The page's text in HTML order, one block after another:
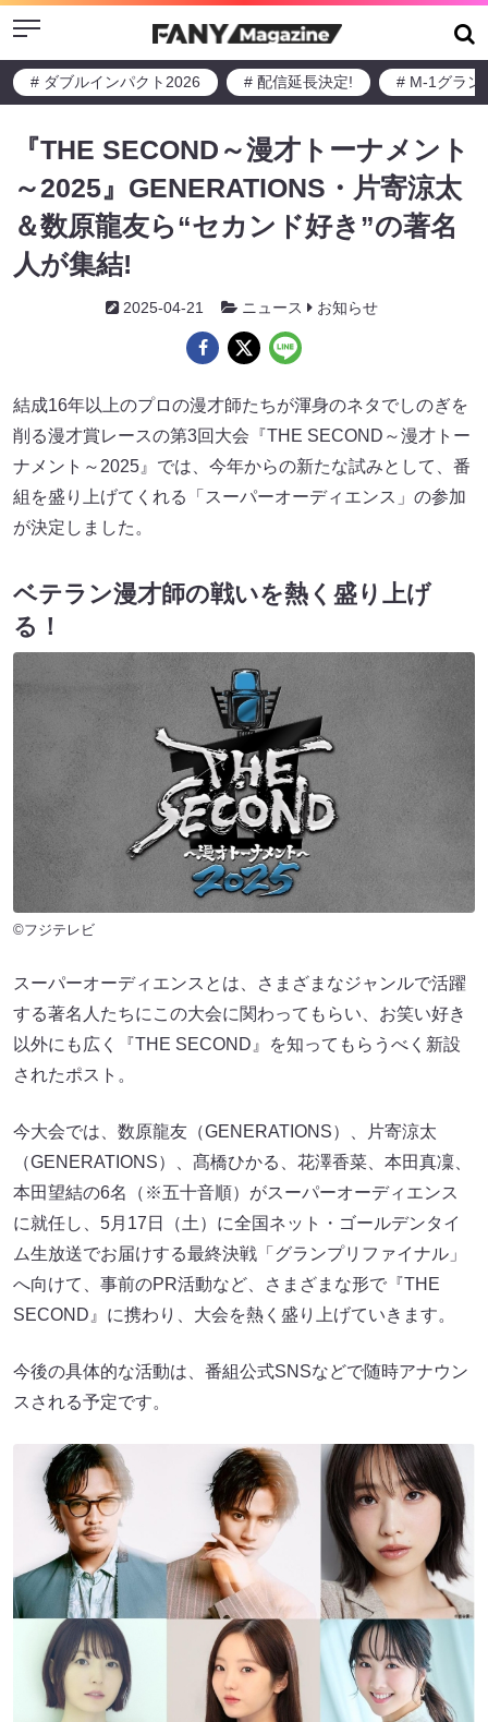
Menu
# ダブルインパクト2026 # 配信延長決定! # M-1グラン
『THE SECOND～漫才トーナメント
～2025』GENERATIONS・片寄涼太
＆数原龍友ら“セカンド好き”の著名
人が集結!
2025-04-21 ニュース お知らせ
結成16年以上のプロの漫才師たちが渾身のネタでしのぎを
削る漫才賞レースの第3回大会『THE SECOND～漫才トー
ナメント～2025』では、今年からの新たな試みとして、番
組を盛り上げてくれる「スーパーオーディエンス」の参加
が決定しました。
ベテラン漫才師の戦いを熱く盛り上げ
る！
©フジテレビ
スーパーオーディエンスとは、さまざまなジャンルで活躍
する著名人たちにこの大会に関わってもらい、お笑い好き
以外にも広く『THE SECOND』を知ってもらうべく新設
されたポスト。
今大会では、数原龍友（GENERATIONS）、片寄涼太
（GENERATIONS）、髙橋ひかる、花澤香菜、本田真凜、
本田望結の6名（※五十音順）がスーパーオーディエンス
に就任し、5月17日（土）に全国ネット・ゴールデンタイ
ム生放送でお届けする最終決戦「グランプリファイナル」
へ向けて、事前のPR活動など、さまざまな形で『THE
SECOND』に携わり、大会を熱く盛り上げていきます。
今後の具体的な活動は、番組公式SNSなどで随時アナウン
スされる予定です。